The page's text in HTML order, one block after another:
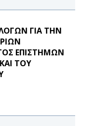
ΓΙΑ ΤΗΝ
ΕΠΙΣΤΗΜΩΝ
ΤΟΥ